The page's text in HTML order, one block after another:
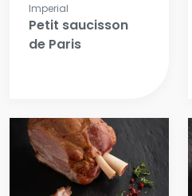
Imperial
Petit saucisson
de Paris